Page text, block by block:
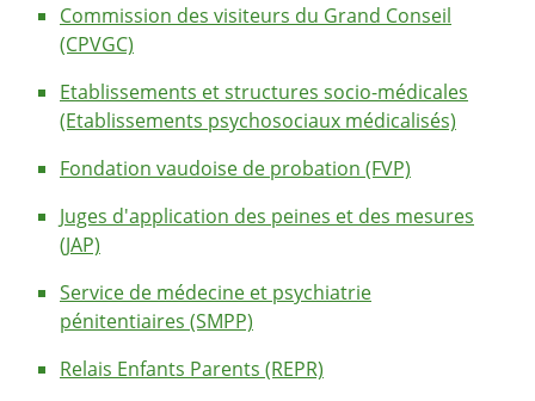
Commission des visiteurs du Grand Conseil
(CPVGC)
Etablissements et structures socio-médicales
(Etablissements psychosociaux médicalisés)
Fondation vaudoise de probation (FVP)
Juges d'application des peines et des mesures
(JAP)
Service de médecine et psychiatrie
pénitentiaires (SMPP)
Relais Enfants Parents (REPR)